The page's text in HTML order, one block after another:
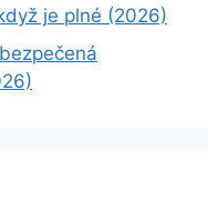
je plné (2026)